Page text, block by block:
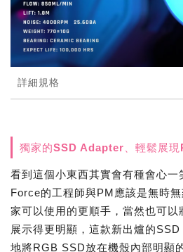
詳細規格
獨家的SSD Adapter、輕鬆展
看到這個小東西其實會有種會心一
Force的工程師與PM應該是無時
家可以使用的更順手，當然也可
展示得更明顯，這款新出爐的
地將RGB SSD放在機殼內部明顯